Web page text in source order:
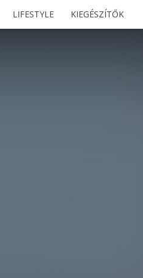
LIFESTYLE KIEGÉSZÍTŐK